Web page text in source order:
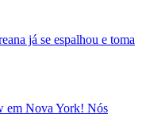
já se espalhou e toma
em Nova York! Nós